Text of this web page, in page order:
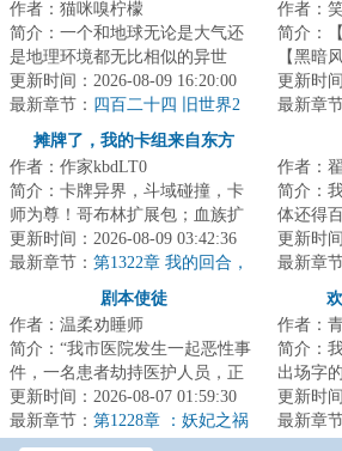
作者：猫咪嗅柠檬
简介：一个和地球无论是大气还
是地理环境都无比相似的异世
界，一个发展出称霸星系的科技
却依然停留在前现...
更新时间：2026-08-09 16:20:00
最新章节： 四百二十四 旧世界2
作者：
简介：
【黑暗
暴戾、
亡、颠
更新时
最新章节
（四）
摊牌了，我的卡组来自东方
作者：作家kbdLT0
简介：卡牌异界，斗域碰撞，卡
师为尊！哥布林扩展包；血族扩
展包；巨龙扩展包.......而穿越来
此的陆承身...
更新时间：2026-08-09 03:42:36
最新章节： 第1322章 我的回合，
作者：
简介：
体还得
联义体
tm的得
更新时
最新章节
剧本使徒
作者：温柔劝睡师
简介：“我市医院发生一起恶性事
件，一名患者劫持医护人员，正
在与警方对峙......”杨逍关闭电视
机，下一...
更新时间：2026-08-07 01:59:30
最新章节： 第1228章 ：妖妃之祸
作者：
简介：
出场字
惨死，
是我的
更新时
最新章节